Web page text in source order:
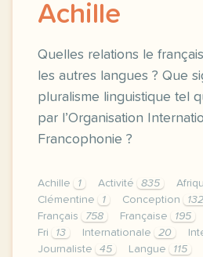
Achille
Quelles relations le
les autres langues ? Que
pluralisme linguistique tel
par l’Organisation
Francophonie ?
Achille 1 Activité 835
Clémentine
1 Conception 132
Français
758 Française 195
Fri
13 Internationale 20
Journaliste
45 Langue 115